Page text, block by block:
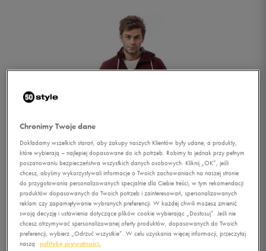
Chronimy Twoje dane
Dokładamy wszelkich starań, aby zakupy naszych Klientów były udane, a produkty,
które wybierają – najlepiej dopasowane do ich potrzeb. Robimy to jednak przy pełnym
poszanowaniu bezpieczeństwa wszystkich danych osobowych. Kliknij „OK”, jeśli
chcesz, abyśmy wykorzystywali informacje o Twoich zachowaniach na naszej stronie
do przygotowania personalizowanych specjalnie dla Ciebie treści, w tym rekomendacji
produktów dopasowanych do Twoich potrzeb i zainteresowań, spersonalizowanych
reklam czy zapamiętywanie wybranych preferencji. W każdej chwili możesz zmienić
swoją decyzję i ustawienia dotyczące plików cookie wybierając „Dostosuj”. Jeśli nie
chcesz otrzymywać spersonalizowanej oferty produktów, dopasowanych do Twoich
preferencji, wybierz „Odrzuć wszystkie”. W celu uzyskania więcej informacji, przeczytaj
naszą
politykę prywatności.